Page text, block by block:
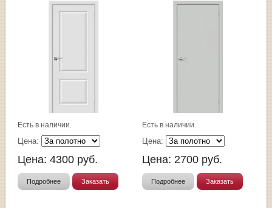
Есть в наличии.
Цена:
Цена:4300 руб.
Подробнее Заказать
Есть в наличии.
Цена:
Цена: 2700 руб.
Подробнее Заказать